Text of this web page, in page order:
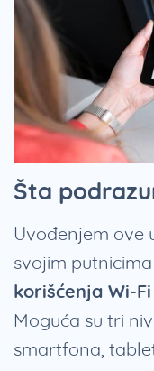
Šta
Uvođenjem ove
svojim
korišćenja Wi-
Moguća su tri
smartfona,